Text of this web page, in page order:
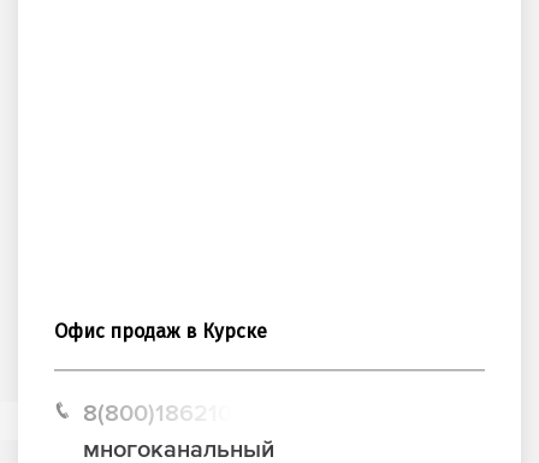
Офис продаж в Курске
8(800)1862102
многоканальный